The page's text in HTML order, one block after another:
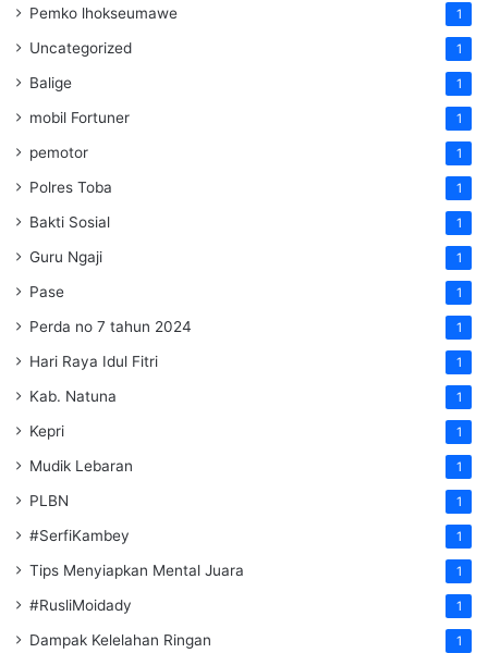
Pemko lhokseumawe 1
Uncategorized 1
Balige 1
mobil Fortuner 1
pemotor 1
Polres Toba 1
Bakti Sosial 1
Guru Ngaji 1
Pase 1
Perda no 7 tahun 2024 1
Hari Raya Idul Fitri 1
Kab. Natuna 1
Kepri 1
Mudik Lebaran 1
PLBN 1
#SerfiKambey 1
Tips Menyiapkan Mental Juara 1
#RusliMoidady 1
Dampak Kelelahan Ringan 1